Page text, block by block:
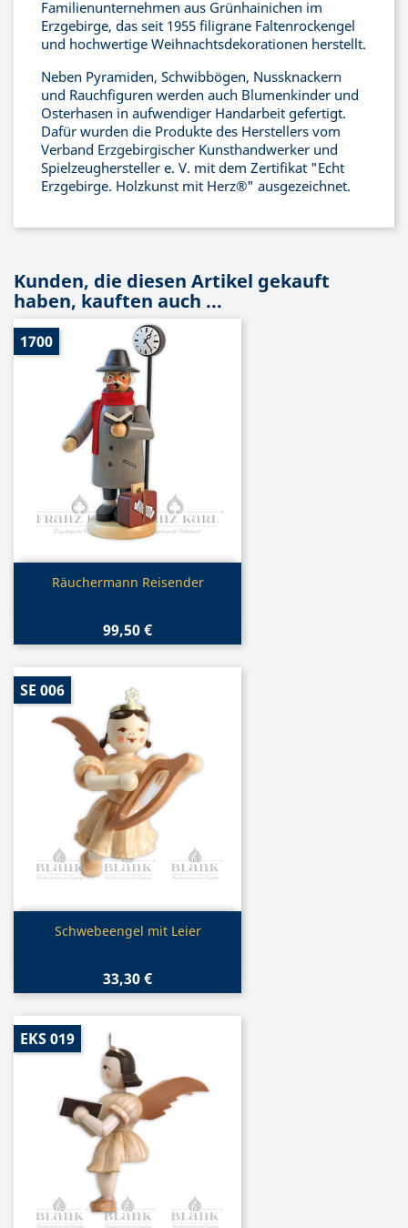
Familienunternehmen aus Grünhainichen im
Erzgebirge, das seit 1955 filigrane Faltenrockengel
und hochwertige Weihnachtsdekorationen herstellt.
Neben Pyramiden, Schwibbögen, Nussknackern
und Rauchfiguren werden auch Blumenkinder und
Osterhasen in aufwendiger Handarbeit gefertigt.
Dafür wurden die Produkte des Herstellers vom
Verband Erzgebirgischer Kunsthandwerker und
Spielzeughersteller e. V. mit dem Zertifikat "Echt
Erzgebirge. Holzkunst mit Herz®" ausgezeichnet.
Kunden, die diesen Artikel gekauft
haben, kauften auch ...
Vorschau
Räuchermann Reisender
99,50 €
1700
Vorschau
Schwebeengel mit Leier
33,30 €
SE 006
EKS 019